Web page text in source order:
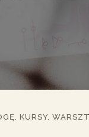
Oddech Mocy I
Tybetańskie
KURSY,